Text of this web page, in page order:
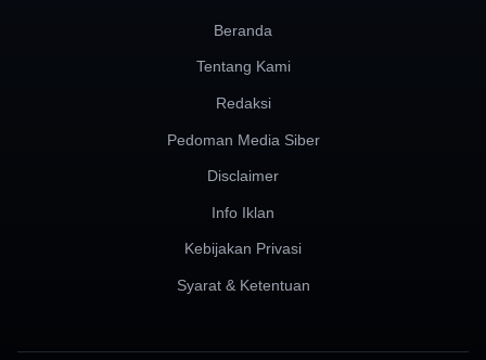
Beranda
Tentang Kami
Redaksi
Pedoman Media Siber
Disclaimer
Info Iklan
Kebijakan Privasi
Syarat & Ketentuan